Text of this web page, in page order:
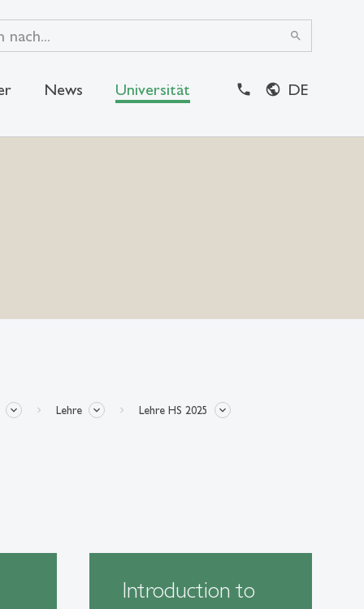
search
News Universität DE
Lehre Lehre HS 2025
Introduction to